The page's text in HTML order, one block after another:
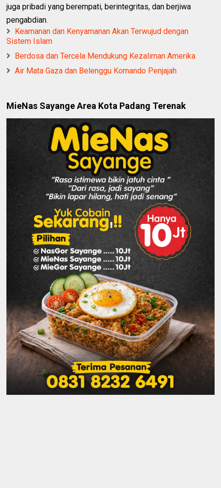
juga pribadi yang berempati, berintegritas, dan berjiwa
pengabdian.
Keamanan dan Kenyamanan Akan Terwujud dengan
Sistem Islam
Berdosa dan Tercela Mendukung Kezaliman Amerika
Air Mata Gaza dan Belenggu Komando Penjajah
MieNas Sayange Area Kota Padang Terenak